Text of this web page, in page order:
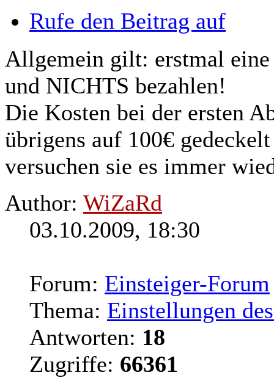
Rufe den Beitrag auf
Allgemein gilt: erstmal
und NICHTS bezahlen!
Die Kosten bei der ersten
übrigens auf 100€
versuchen sie es immer
Author: WiZaRd
03.10.2009, 18:30
Forum: Einsteiger-Forum
Thema: Einstellungen
Antworten: 18
Zugriffe: 66361